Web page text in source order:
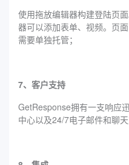
使用拖放编辑器构建登陆页
器可以添加表单、视频。页
需要单独托管；
7、客户支持
GetResponse拥有一支响应
中心以及24/7电子邮件和聊天